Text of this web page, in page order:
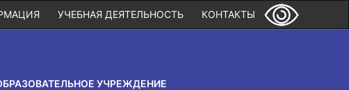
КОНТАКТЫ
УЧЕБНАЯ ДЕЯТЕЛЬНОСТЬ
УЧРЕЖДЕНИЕ